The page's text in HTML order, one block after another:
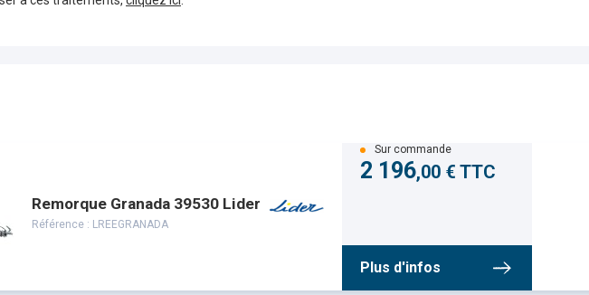
Remorque Granada 39530 Lider
Référence : LREEGRANADA
Sur commande
2 196,00 € TTC
Plus d'infos